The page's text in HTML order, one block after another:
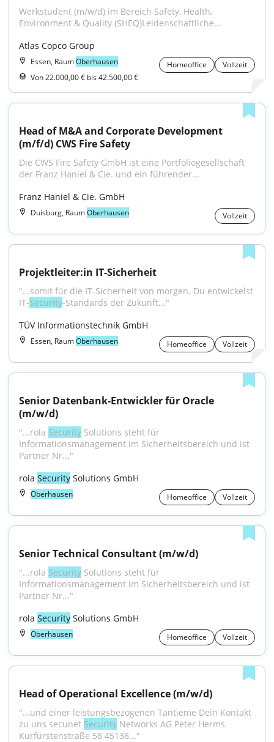
Werkstudent (m/w/d) im Bereich Safety, Health,
Environment & Quality (SHEQ)Leidenschaftliche...
Atlas Copco Group
Essen, RaumOberhausen Homeoffice
Vollzeit
Von 22.000,00 € bis 42.500,00 €
Head of M&A and Corporate Development
(m/f/d) CWS Fire Safety
Die CWS Fire Safety GmbH ist eine Portfoliogesellschaft
der Franz Haniel & Cie. und ein führender...
Franz Haniel & Cie. GmbH
Duisburg, RaumOberhausen Vollzeit
Projektleiter:in IT-Sicherheit
"...somit für die IT-Sicherheit von morgen. Du entwickelst
IT-Security-Standards der Zukunft..."
TÜV Informationstechnik GmbH
Essen, RaumOberhausen Homeoffice Vollzeit
Senior Datenbank-Entwickler für Oracle
(m/w/d)
"...rola Security Solutions steht für
Informationsmanagement im Sicherheitsbereich und ist
Partner Nr..."
rola Security Solutions GmbH
Oberhausen Homeoffice Vollzeit
Senior Technical Consultant (m/w/d)
"...rola Security Solutions steht für
Informationsmanagement im Sicherheitsbereich und ist
Partner Nr..."
rola Security Solutions GmbH
Oberhausen Homeoffice Vollzeit
Head of Operational Excellence (m/w/d)
"...und einer leistungsbezogenen Tantieme Dein Kontakt
zu uns secunet Security Networks AG Peter Herms
Kurfürstenstraße 58 45138..."